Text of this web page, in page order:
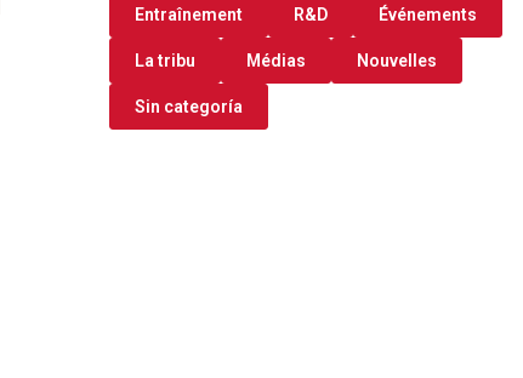
Entraînement R&D Événements
La tribu Médias Nouvelles
Sin categoría